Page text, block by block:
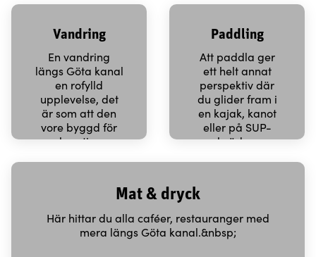
Vandring
En vandring
längs Göta kanal
en rofylld
upplevelse, det
är som att den
vore byggd för
rekreation…
Paddling
Att paddla ger
ett helt annat
perspektiv där
du glider fram i
en kajak, kanot
eller på SUP-
bräda…
Mat & dryck
Här hittar du alla caféer, restauranger med
mera längs Göta kanal.&nbsp;